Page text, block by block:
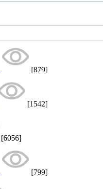
[879]
[1542]
[6056]
[799]